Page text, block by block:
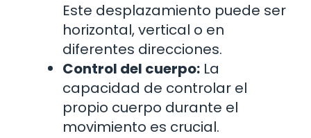
Este desplazamiento puede ser
horizontal, vertical o en
diferentes direcciones.
Control del cuerpo: La
capacidad de controlar el
propio cuerpo durante el
movimiento es crucial.